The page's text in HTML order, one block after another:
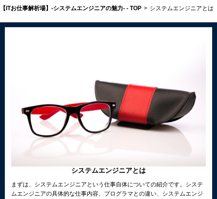
【ITお仕事解析場】-システムエンジニアの魅力- - TOP > システムエンジニアとは
システムエンジニアとは
まずは、システムエンジニアという仕事自体についての紹介です。システ
ムエンジニアの具体的な仕事内容、プログラマとの違い、システムエンジ